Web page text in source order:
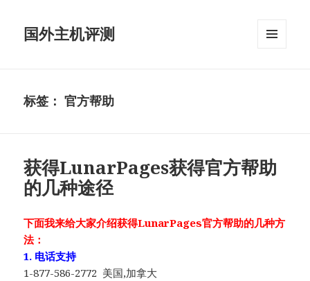
国外主机评测
标签：官方帮助
获得LunarPages获得官方帮助
的几种途径
下面我来给大家介绍获得LunarPages官方帮助的几种方
法：
1. 电话支持
1-877-586-2772 美国,加拿大